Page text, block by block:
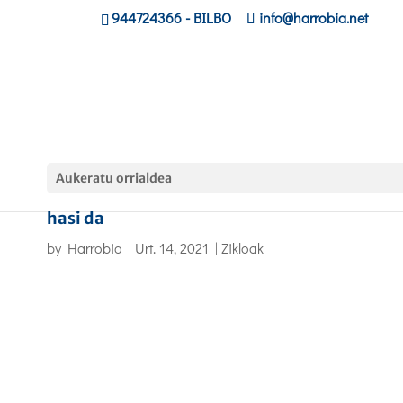
944724366- BILBO info@harrobia.net
Aukeratu orrialdea
hasi da
by Harrobia | Urt. 14, 2021 | Zikloak